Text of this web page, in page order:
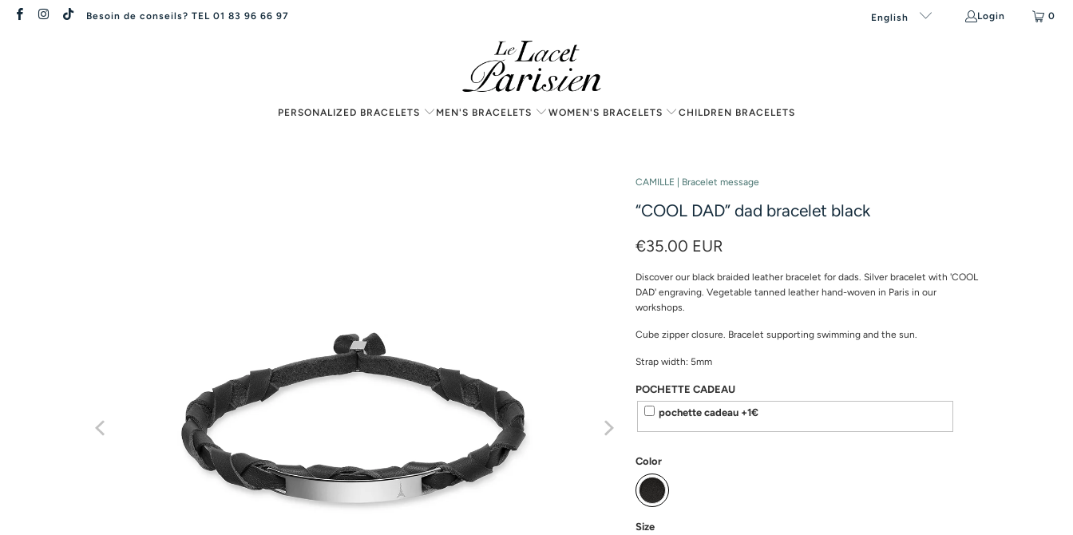
Besoin de conseils? TEL 01 83 96 66 97 English Login 0
PERSONALIZED BRACELETS MEN'S BRACELETS WOMEN'S BRACELETS CHILDREN BRACELETS
CAMILLE | Bracelet message
“COOL DAD” dad bracelet black
€35.00 EUR
Discover our black braided leather bracelet for dads. Silver bracelet with 'COOL
DAD' engraving. Vegetable tanned leather hand-woven in Paris in our
workshops.
Cube zipper closure. Bracelet supporting swimming and the sun.
Strap width: 5mm
POCHETTE CADEAU
CADEAU
pochette cadeau +1€
Color
Size